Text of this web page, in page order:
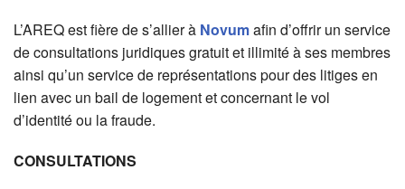
L’AREQ est fière de s’allier à Novumafin d’offrir un service
de consultations juridiques gratuit et illimité à ses membres
ainsi qu’un service de représentations pour des litiges en
lien avec un bail de logement et concernant le vol
d’identité ou la fraude.
CONSULTATIONS